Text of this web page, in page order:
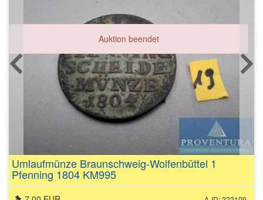
Auktion beendet
Umlaufmünze Braunschweig-Wolfenbüttel 1
Pfenning 1804 KM995